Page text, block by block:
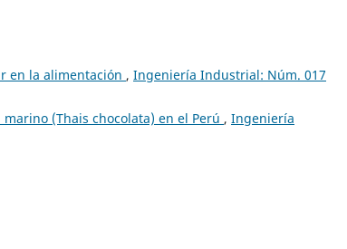
en la alimentación , Ingeniería Industrial: Núm. 017
(Thais chocolata) en el Perú , Ingeniería